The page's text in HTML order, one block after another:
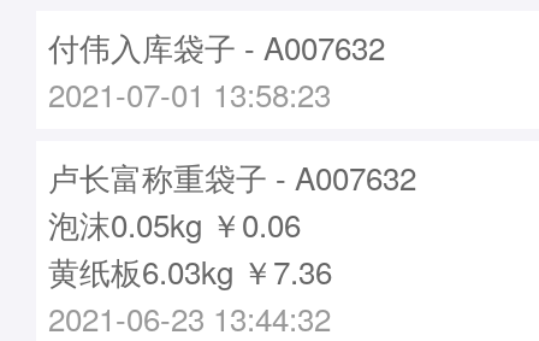
付伟入库袋子 - A007632
2021-07-01 13:58:23
卢长富称重袋子 - A007632
泡沫0.05kg ￥0.06
黄纸板6.03kg ￥7.36
2021-06-23 13:44:32